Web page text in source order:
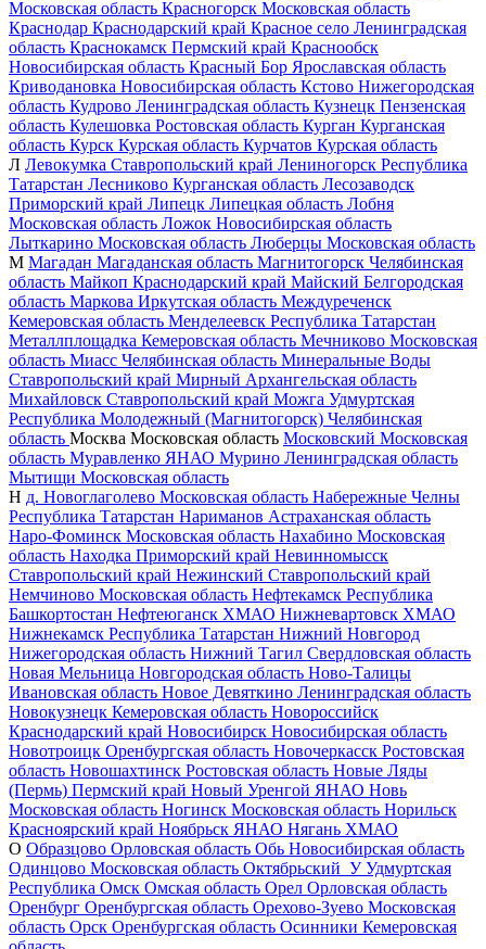
Московская область Красногорск Московская область
Краснодар Краснодарский край Красное село Ленинградская
область Краснокамск Пермский край Краснообск
Новосибирская область Красный Бор Ярославская область
Криводановка Новосибирская область Кстово Нижегородская
область Кудрово Ленинградская область Кузнецк Пензенская
область Кулешовка Ростовская область Курган Курганская
область Курск Курская область Курчатов Курская область
Л Левокумка Ставропольский край Лениногорск Республика
Татарстан Лесниково Курганская область Лесозаводск
Приморский край Липецк Липецкая область Лобня
Московская область Ложок Новосибирская область
Лыткарино Московская область Люберцы Московская область
М Магадан Магаданская область Магнитогорск Челябинская
область Майкоп Краснодарский край Майский Белгородская
область Маркова Иркутская область Междуреченск
Кемеровская область Менделеевск Республика Татарстан
Металлплощадка Кемеровская область Мечниково Московская
область Миасс Челябинская область Минеральные Воды
Ставропольский край Мирный Архангельская область
Михайловск Ставропольский край Можга Удмуртская
Республика Молодежный (Магнитогорск) Челябинская
область Москва Московская область Московский Московская
область Муравленко ЯНАО Мурино Ленинградская область
Мытищи Московская область
Н д. Новоглаголево Московская область Набережные Челны
Республика Татарстан Нариманов Астраханская область
Наро-Фоминск Московская область Нахабино Московская
область Находка Приморский край Невинномысск
Ставропольский край Нежинский Ставропольский край
Немчиново Московская область Нефтекамск Республика
Башкортостан Нефтеюганск ХМАО Нижневартовск ХМАО
Нижнекамск Республика Татарстан Нижний Новгород
Нижегородская область Нижний Тагил Свердловская область
Новая Мельница Новгородская область Ново-Талицы
Ивановская область Новое Девяткино Ленинградская область
Новокузнецк Кемеровская область Новороссийск
Краснодарский край Новосибирск Новосибирская область
Новотроицк Оренбургская область Новочеркасск Ростовская
область Новошахтинск Ростовская область Новые Ляды
(Пермь) Пермский край Новый Уренгой ЯНАО Новь
Московская область Ногинск Московская область Норильск
Красноярский край Ноябрьск ЯНАО Нягань ХМАО
О Образцово Орловская область Обь Новосибирская область
Одинцово Московская область Октябрьский_У Удмуртская
Республика Омск Омская область Орел Орловская область
Оренбург Оренбургская область Орехово-Зуево Московская
область Орск Оренбургская область Осинники Кемеровская